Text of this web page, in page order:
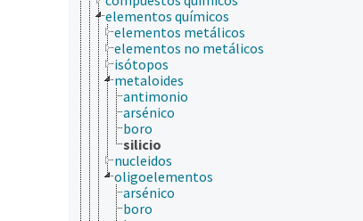
elementos químicos
elementos metálicos
elementos no metálicos
isótopos
metaloides
antimonio
arsénico
boro
silicio
nucleidos
oligoelementos
arsénico
boro